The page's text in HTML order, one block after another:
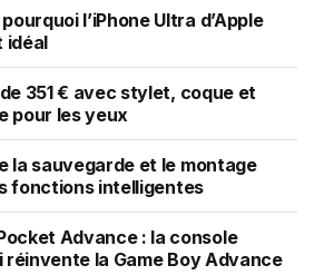
l’iPhone Ultra d’Apple
idéal
351 € avec stylet, coque et
pour les yeux
la sauvegarde et le montage
fonctions intelligentes
Advance : la console
la Game Boy Advance